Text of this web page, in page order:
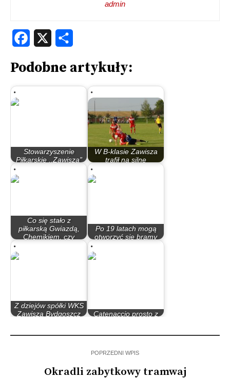
admin
Facebook
Podobne artykuły:
Stowarzyszenie
Piłkarskie ,,Zawisza”
W B-klasie Zawisza
trafił na silne
Co się stało z
piłkarską Gwiazdą,
Chemikiem, czy
Po 19 latach mogą
otworzyć się bramy
Z dziejów spółki WKS
Zawisza Bydgoszcz
Catenaccio prosto z
POPRZEDNI WPIS
Okradli zabytkowy tramwaj